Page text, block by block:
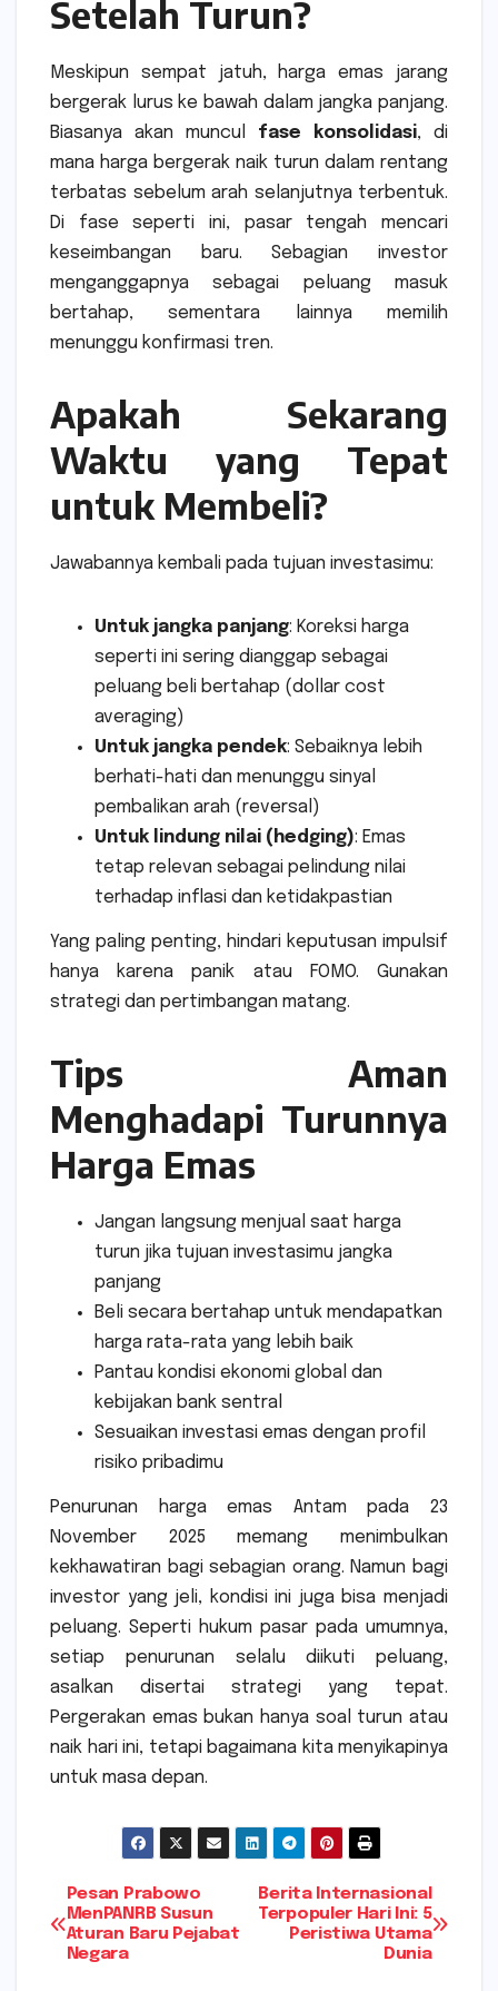
Setelah Turun?
Meskipun sempat jatuh, harga emas jarang
bergerak lurus ke bawah dalam jangka panjang.
Biasanya akan muncul fase konsolidasi, di
mana harga bergerak naik turun dalam rentang
terbatas sebelum arah selanjutnya terbentuk.
Di fase seperti ini, pasar tengah mencari
keseimbangan baru. Sebagian investor
menganggapnya sebagai peluang masuk
bertahap, sementara lainnya memilih
menunggu konfirmasi tren.
Apakah Sekarang
Waktu yang Tepat
untuk Membeli?
Jawabannya kembali pada tujuan investasimu:
Untuk jangka panjang: Koreksi harga
seperti ini sering dianggap sebagai
peluang beli bertahap (dollar cost
averaging)
Untuk jangka pendek: Sebaiknya lebih
berhati-hati dan menunggu sinyal
pembalikan arah (reversal)
Untuk lindung nilai (hedging): Emas
tetap relevan sebagai pelindung nilai
terhadap inflasi dan ketidakpastian
Yang paling penting, hindari keputusan impulsif
hanya karena panik atau FOMO. Gunakan
strategi dan pertimbangan matang.
Tips Aman
Menghadapi Turunnya
Harga Emas
Jangan langsung menjual saat harga
turun jika tujuan investasimu jangka
panjang
Beli secara bertahap untuk mendapatkan
harga rata-rata yang lebih baik
Pantau kondisi ekonomi global dan
kebijakan bank sentral
Sesuaikan investasi emas dengan profil
risiko pribadimu
Penurunan harga emas Antam pada 23
November 2025 memang menimbulkan
kekhawatiran bagi sebagian orang. Namun bagi
investor yang jeli, kondisi ini juga bisa menjadi
peluang. Seperti hukum pasar pada umumnya,
setiap penurunan selalu diikuti peluang,
asalkan disertai strategi yang tepat.
Pergerakan emas bukan hanya soal turun atau
naik hari ini, tetapi bagaimana kita menyikapinya
untuk masa depan.
Navigasi
pos
Berita Internasional
Terpopuler Hari Ini: 5
Peristiwa Utama
Dunia
Pesan Prabowo
MenPANRB Susun
Aturan Baru Pejabat
Negara